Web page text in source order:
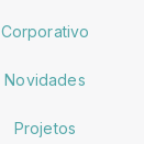
Corporativo
Novidades
Projetos